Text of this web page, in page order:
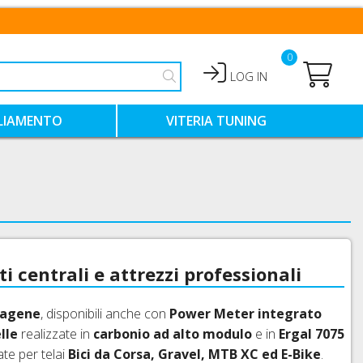
LOG IN
0
TECNICO
VITERIA TUNING
VITI ACCIAIO COLORATE
centrali e attrezzi professionali
, disponibili anche con Power Meter integrato
realizzate in carbonio ad alto moduloe in Ergal 7075
per telai Bici da Corsa, Gravel, MTB XC ed E-Bike.